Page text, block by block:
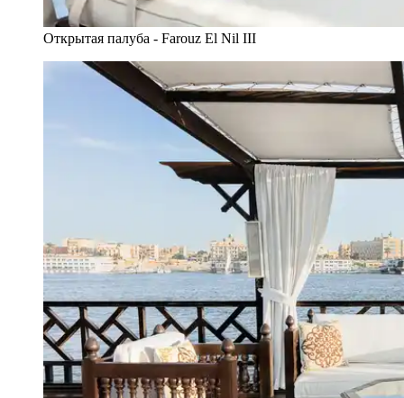
Открытая палуба - Farouz El Nil III